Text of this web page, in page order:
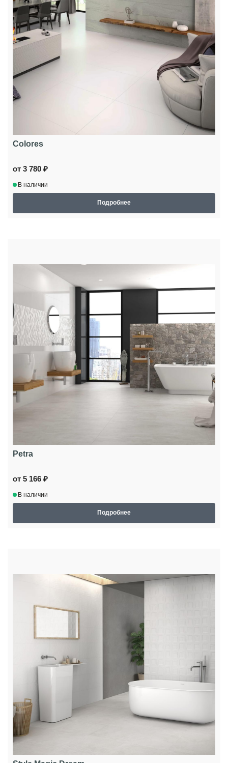
Colores
от 3 780 ₽
В наличии
Подробнее
Petra
от 5 166 ₽
В наличии
Подробнее